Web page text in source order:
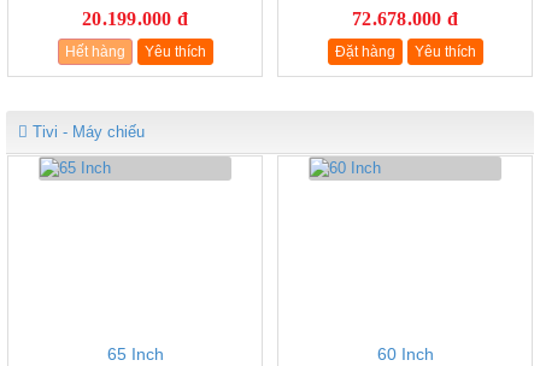
20.199.000 đ
Hết hàng Yêu thích
72.678.000 đ
Đặt hàng Yêu thích
Tivi - Máy chiếu
65 Inch 60 Inch